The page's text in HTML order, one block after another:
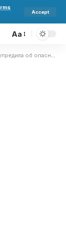
Accept
Aa
шоколада: скрытые аллергены